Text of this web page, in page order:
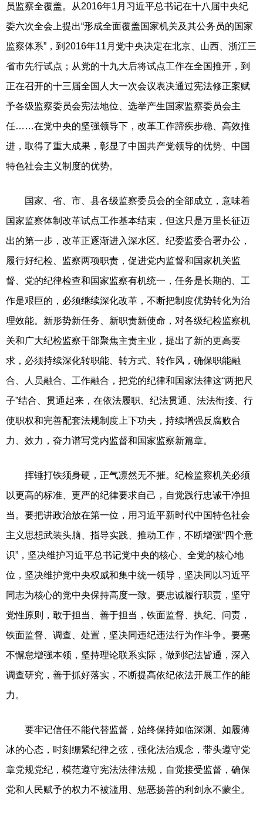
员监察全覆盖。从2016年1月习近平总书记在十八届中央纪
委六次全会上提出“形成全面覆盖国家机关及其公务员的国家
监察体系”，到2016年11月党中央决定在北京、山西、浙江三
省市先行试点；从党的十九大后将试点工作在全国推开，到
正在召开的十三届全国人大一次会议表决通过宪法修正案赋
予各级监察委员会宪法地位、选举产生国家监察委员会主
任……在党中央的坚强领导下，改革工作蹄疾步稳、高效推
进，取得了重大成果，彰显了中国共产党领导的优势、中国
特色社会主义制度的优势。
国家、省、市、县各级监察委员会的全部成立，意味着
国家监察体制改革试点工作基本结束，但这只是万里长征迈
出的第一步，改革正逐渐进入深水区。纪委监委合署办公，
履行好纪检、监察两项职责，促进党内监督和国家机关监
督、党的纪律检查和国家监察有机统一，任务是长期的、工
作是艰巨的，必须继续深化改革，不断把制度优势转化为治
理效能。新形势新任务、新职责新使命，对各级纪检监察机
关和广大纪检监察干部聚焦主责主业，提出了新的更高要
求，必须持续深化转职能、转方式、转作风，确保职能融
合、人员融合、工作融合，把党的纪律和国家法律这“两把尺
子”结合、贯通起来，在依法履职、纪法贯通、法法衔接、行
使职权和完善配套法规制度上下功夫，持续增强反腐败合
力、效力，奋力谱写党内监督和国家监察新篇章。
挥锤打铁须身硬，正气凛然无不摧。纪检监察机关必须
以更高的标准、更严的纪律要求自己，自觉践行忠诚干净担
当。要把讲政治放在第一位，用习近平新时代中国特色社会
主义思想武装头脑、指导实践、推动工作，不断增强“四个意
识”，坚决维护习近平总书记党中央的核心、全党的核心地
位，坚决维护党中央权威和集中统一领导，坚决同以习近平
同志为核心的党中央保持高度一致。要忠诚履行职责，坚守
党性原则，敢于担当、善于担当，铁面监督、执纪、问责，
铁面监督、调查、处置，坚决同违纪违法行为作斗争。要毫
不懈怠增强本领，坚持理论联系实际，做到纪法皆通，深入
调查研究，善于抓好落实，不断提高依纪依法开展工作的能
力。
要牢记信任不能代替监督，始终保持如临深渊、如履薄
冰的心态，时刻绷紧纪律之弦，强化法治观念，带头遵守党
章党规党纪，模范遵守宪法法律法规，自觉接受监督，确保
党和人民赋予的权力不被滥用、惩恶扬善的利剑永不蒙尘。